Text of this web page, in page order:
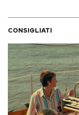
CONSIGLIATI